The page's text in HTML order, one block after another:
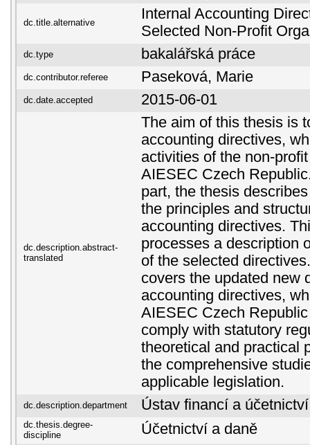
dc.title.alternative
Internal Accounting
Selected Non-Profit
dc.type bakalářská práce
dc.contributor.referee Paseková, Marie
dc.date.accepted 2015-06-01
dc.description.abstract-
translated
The aim of this thesis is
accounting directives,
activities of the non-
AIESEC Czech
part, the thesis
the principles and
accounting directives.
processes a description
of the selected
covers the updated new
accounting directives,
AIESEC Czech
comply with statutory
theoretical and practical
the comprehensive
applicable legislation.
dc.description.department Ústav financí a účetnictví
dc.thesis.degree-
discipline
Účetnictví a daně